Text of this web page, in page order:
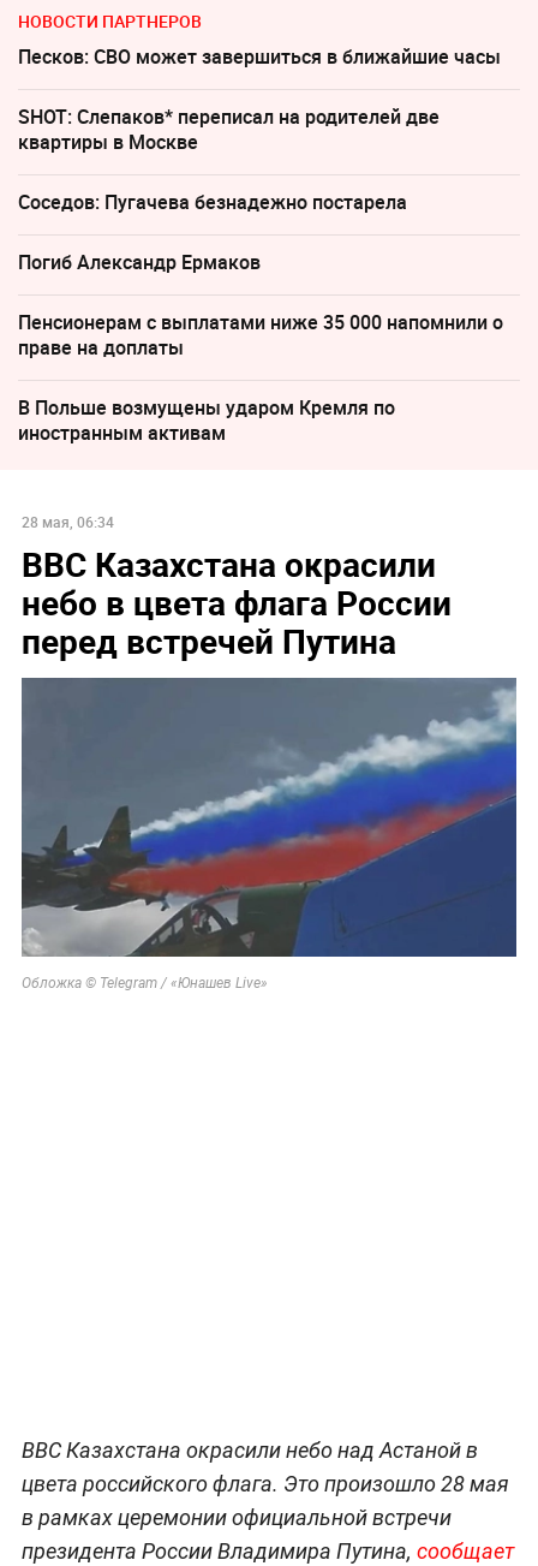
НОВОСТИ ПАРТНЕРОВ
Песков: СВО может завершиться в ближайшие часы
SHOT: Слепаков* переписал на родителей две
квартиры в Москве
Соседов: Пугачева безнадежно постарела
Погиб Александр Ермаков
Пенсионерам с выплатами ниже 35 000 напомнили о
праве на доплаты
В Польше возмущены ударом Кремля по
иностранным активам
28 мая, 06:34
ВВС Казахстана окрасили
небо в цвета флага России
перед встречей Путина
Обложка © Telegram / «Юнашев Live»
ВВС Казахстана окрасили небо над Астаной в
цвета российского флага. Это произошло 28 мая
в рамках церемонии официальной встречи
президента России Владимира Путина, сообщает